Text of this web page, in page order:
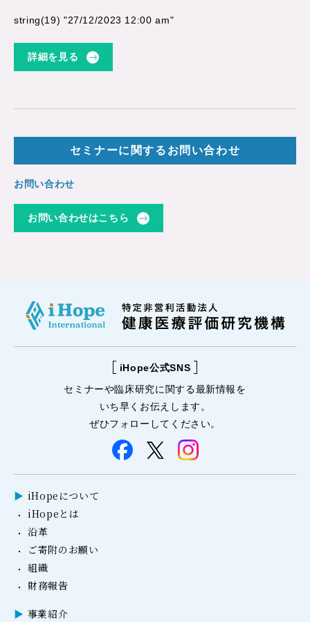
string(19) "27/12/2023 12:00 am"
詳細を見る
セミナーに関するお問い合わせ
お問い合わせ
お問い合わせはこちら
iHope公式SNS
セミナーや臨床研究に関する最新情報を
いち早くお伝えします。
ぜひフォローしてください。
iHopeについて
iHopeとは
沿革
ご寄附のお願い
組織
財務報告
事業紹介